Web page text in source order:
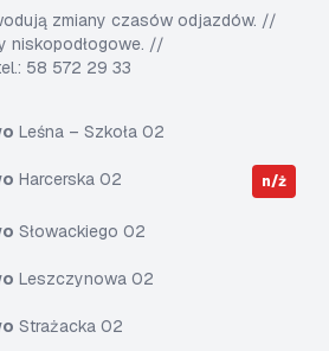
Leśna – Szkoła 02
Harcerska 02 n/ż
Słowackiego 02
Leszczynowa 02
Strażacka 02
zmiany czasów odjazdów. //
niskopodłogowe. //
58 572 29 33